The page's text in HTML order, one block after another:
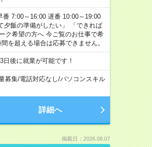
7:00～16:00 遅番 10:00～19:00
夕飯の準備がしたい」 「できれば
ク希望の方へ 今ご覧のお仕事で希
を超える場合は応募できません。
後に就業が可能です！
募集/電話対応なし/パソコンスキル
詳細へ
掲載日：2026.08.07